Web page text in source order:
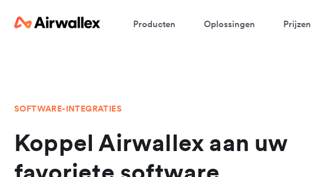
Producten Oplossingen Prijzen
SOFTWARE-INTEGRATIES
Koppel Airwallex aan uw